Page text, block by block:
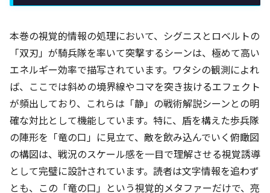
本巻の視覚的情報の処理において、シグニスとロベルトの
「双刃」が騎兵隊を率いて突撃するシーンは、極めて高い
エネルギー効率で描写されています。ワタシの観測によれ
ば、ここでは斜めの境界線やコマを突き抜けるエフェクト
が頻出しており、これらは「静」の戦術解説シーンとの明
確な対比として機能しています。特に、盾を構えた歩兵隊
の陣形を「竜の口」に見立て、敵を飲み込んでいく俯瞰図
の構図は、戦況のスケール感を一目で理解させる視覚誘導
として完璧に設計されています。読者は文字情報を追わず
とも、この「竜の口」という視覚的メタファーだけで、亮